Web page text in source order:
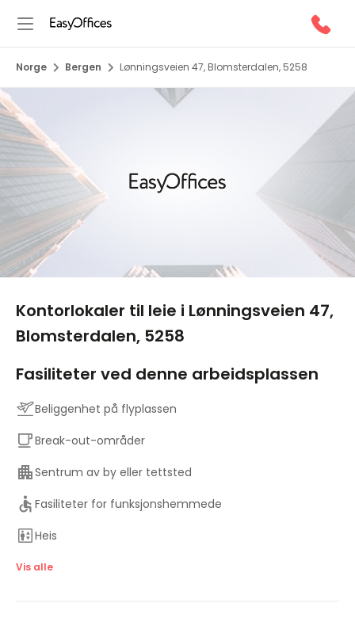
Norge Bergen Lønningsveien 47, Blomsterdalen, 5258
Kontorlokaler til leie i Lønningsveien 47,
Blomsterdalen, 5258
Fasiliteter ved denne arbeidsplassen
Beliggenhet på flyplassen
Break-out-områder
Sentrum av by eller tettsted
Fasiliteter for funksjonshemmede
Heis
Gode transportforbindelser
Vis alle